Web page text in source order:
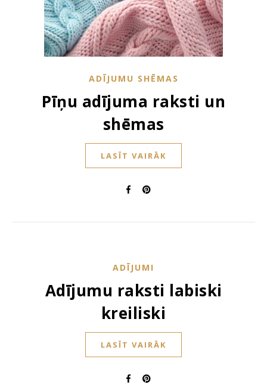
ADĪJUMU SHĒMAS
Pīņu adījuma raksti un
shēmas
LASĪT VAIRĀK
ADĪJUMI
Adījumu raksti labiski
kreiliski
LASĪT VAIRĀK